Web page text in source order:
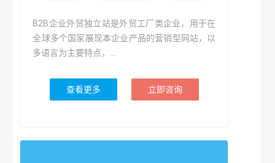
B2B企业外贸独立站是外贸工厂类企业，用于在
全球多个国家展现本企业产品的营销型网站，以
多语言为主要特点，...
查看更多 立即咨询